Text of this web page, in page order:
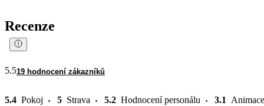
Recenze
5.519 hodnocení zákazníků
5.4 Pokoj 5 Strava 5.2 Hodnocení personálu 3.1 Animace